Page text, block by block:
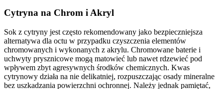
Cytryna na Chrom i Akryl
Sok z cytryny jest często rekomendowany jako bezpieczniejsza
alternatywa dla octu w przypadku czyszczenia elementów
chromowanych i wykonanych z akrylu. Chromowane baterie i
uchwyty prysznicowe mogą matowieć lub nawet rdzewieć pod
wpływem zbyt agresywnych środków chemicznych. Kwas
cytrynowy działa na nie delikatniej, rozpuszczając osady mineralne
bez uszkadzania powierzchni ochronnej. Należy jednak pamiętać,